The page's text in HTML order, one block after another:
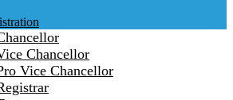
Chancellor
Vice Chancellor